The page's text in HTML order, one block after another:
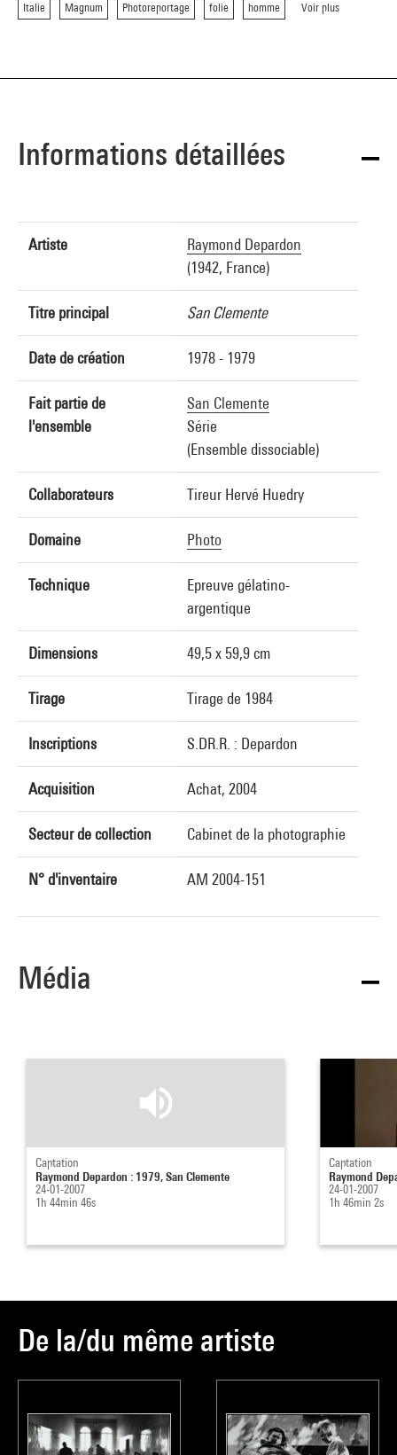
Italie Magnum Photoreportage folie homme Voir plus
Informations détaillées
Artiste
Raymond Depardon
(1942, France)
Titre principal San Clemente
Date de création 1978 - 1979
Fait partie de
l'ensemble
San Clemente
Série
(Ensemble dissociable)
Collaborateurs Tireur Hervé Huedry
Domaine Photo
Technique
Epreuve gélatino-
argentique
Dimensions 49,5 x 59,9 cm
Tirage Tirage de 1984
Inscriptions S.DR.R. : Depardon
Acquisition Achat, 2004
Secteur de collection Cabinet de la photographie
N° d'inventaire AM 2004-151
Média
Captation
Raymond Depardon : 1979, San Clemente
24-01-2007
1h 44min 46s
Captation
Raymond
24-01-2007
1h 46min 2s
De la/du même artiste